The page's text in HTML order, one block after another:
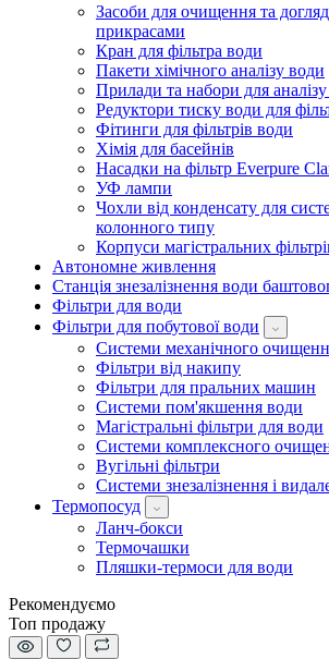
Засоби для очищення та
прикрасами
Кран для фільтра води
Пакети хімічного аналізу води
Прилади та набори для
Редуктори тиску води для
Фітинги для фільтрів води
Хімія для басейнів
Насадки на фільтр Everpure
УФ лампи
Чохли від конденсату для
колонного типу
Корпуси магістральних
Автономне живлення
Станція знезалізнення води
Фільтри для води
Фільтри для побутової води
Системи механічного
Фільтри від накипу
Фільтри для пральних машин
Системи пом'якшення води
Магістральні фільтри для води
Системи комплексного
Вугільні фільтри
Системи знезалізнення і
Термопосуд
Ланч-бокси
Термочашки
Пляшки-термоси для води
Рекомендуємо
Топ продажу